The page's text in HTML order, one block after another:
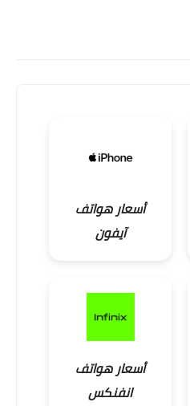
أسعار هواتف
آيفون
أسعار هواتف
انفنكس